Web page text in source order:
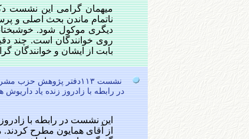
میهمان گرامی این نشست
ناتمام ماندن بحث اصلی و
دیگری موکول شود.
روی خوانندگان است. چند
بابت از ایشان و
نشست ۱۱۳دفتر پژوهش حزب مشروطه ایران(لیبرال دمکرات)
در رابطه با زادروز زنده یاد داریوش
این نشست در رابطه با